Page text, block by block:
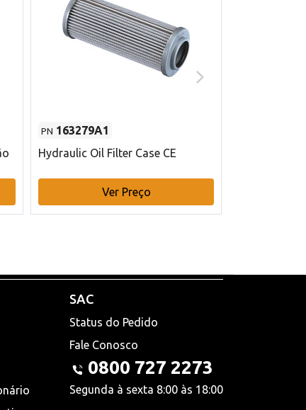
PN 163279A1
Hydraulic Oil Filter Case CE
Ver Preço
SAC
Status do Pedido
Fale Conosco
0800 727 2273
Segunda à sexta 8:00 às 18:00